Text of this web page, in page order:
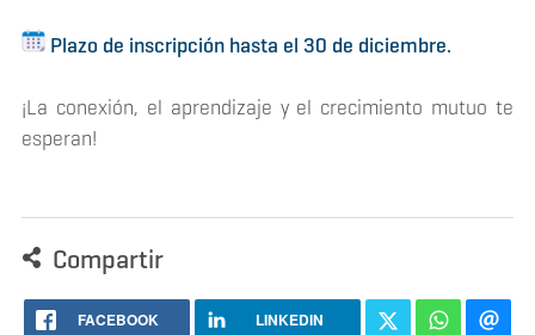
Plazo de inscripción hasta el 30 de diciembre.
¡La conexión, el aprendizaje y el crecimiento mutuo te
esperan!
Compartir
FACEBOOK LINKEDIN